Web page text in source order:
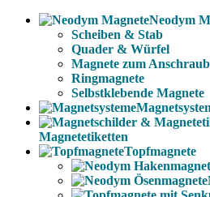
Neodym
Scheiben & Stab
Quader & Würfel
Magnete zum
Ringmagnete
Selbstklebende Magnete
Magnetetiketten
Topfmagnete